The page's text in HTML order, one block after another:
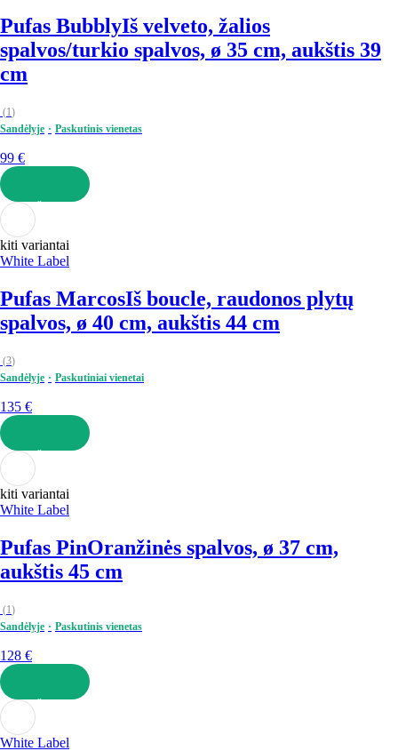
Pufas BubblyIš velveto, žalios
spalvos/turkio spalvos, ø 35 cm, aukštis 39
cm
(1)
Sandėlyje
Paskutinis vienetas
99 €
Į KREPŠELĮ
kiti variantai
White Label
Pufas MarcosIš boucle, raudonos plytų
spalvos, ø 40 cm, aukštis 44 cm
(3)
Sandėlyje
Paskutiniai vienetai
135 €
Į KREPŠELĮ
kiti variantai
White Label
Pufas PinOranžinės spalvos, ø 37 cm,
aukštis 45 cm
(1)
Sandėlyje
Paskutinis vienetas
128 €
Į KREPŠELĮ
White Label